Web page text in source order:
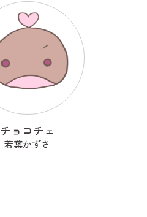
チョコチェ
若葉かずさ